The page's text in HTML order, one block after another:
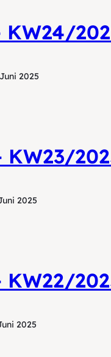
KW24/
2025
KW23/
2025
KW22/
2025